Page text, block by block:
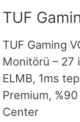
TUF
TUF Gaming
Monitörü – 27
ELMB, 1ms
Premium,
Center